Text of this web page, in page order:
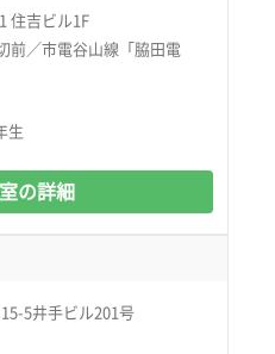
住吉ビル1F
前／市電谷山線「脇田電
生
の詳細
5井手ビル201号